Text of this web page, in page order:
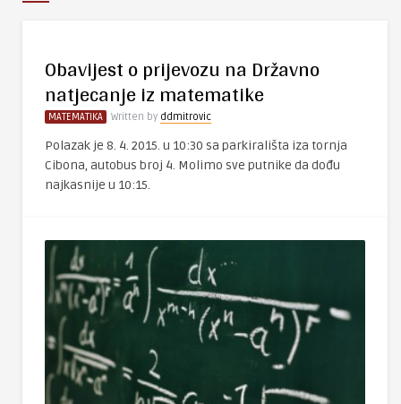
Obavijest o prijevozu na Državno
natjecanje iz matematike
MATEMATIKA Written by ddmitrovic
Polazak je 8. 4. 2015. u 10:30 sa parkirališta iza tornja
Cibona, autobus broj 4. Molimo sve putnike da dođu
najkasnije u 10:15.